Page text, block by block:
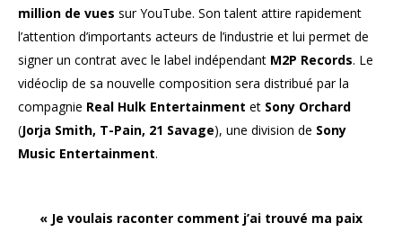
million de vues sur YouTube. Son talent attire rapidement
l’attention d’importants acteurs de l’industrie et lui permet de
signer un contrat avec le label indépendant M2P Records. Le
vidéoclip de sa nouvelle composition sera distribué par la
compagnie Real Hulk Entertainment et Sony Orchard
(Jorja Smith, T-Pain, 21 Savage), une division de Sony
Music Entertainment.
« Je voulais raconter comment j’ai trouvé ma paix